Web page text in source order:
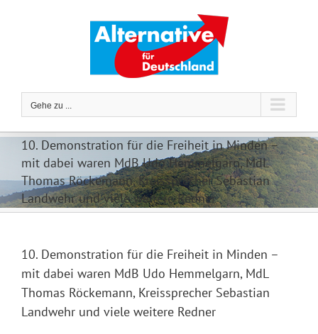
Gehe zu ...
10. Demonstration für die Freiheit in Minden –
mit dabei waren MdB Udo Hemmelgarn, MdL
Thomas Röckemann, Kreissprecher Sebastian
Landwehr und viele weitere Redner
10. Demonstration für die Freiheit in Minden –
mit dabei waren MdB Udo Hemmelgarn, MdL
Thomas Röckemann, Kreissprecher Sebastian
Landwehr und viele weitere Redner